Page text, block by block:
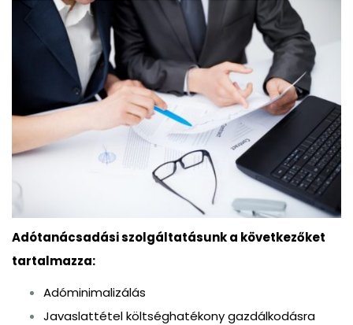
Adótanácsadási szolgáltatásunk a következőket
tartalmazza:
Adóminimalizálás
Javaslattétel költséghatékony gazdálkodásra